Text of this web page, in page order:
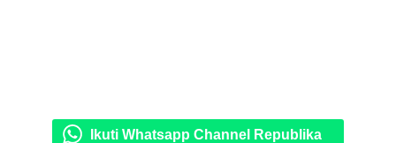
Ikuti Whatsapp Channel Republika